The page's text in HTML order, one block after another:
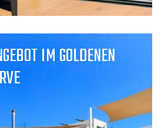
IM GOLDENEN